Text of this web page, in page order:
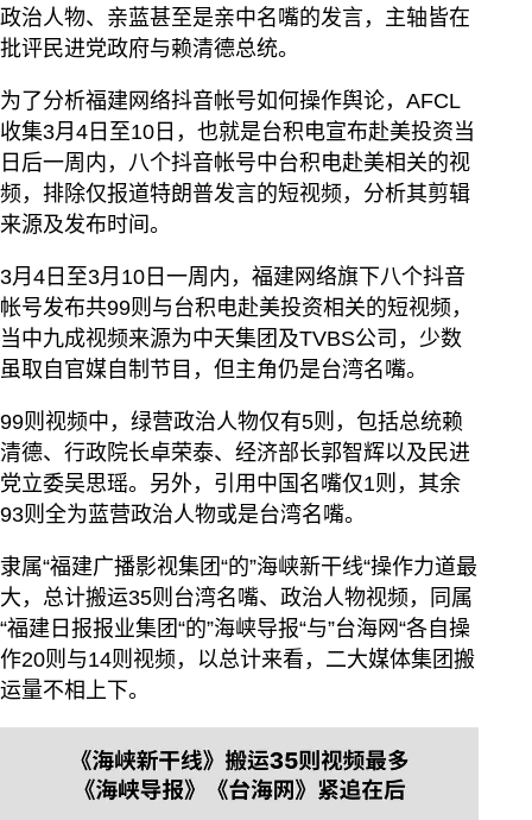
政治人物、亲蓝甚至是亲中名嘴的发言，主轴皆在
批评民进党政府与赖清德总统。
为了分析福建网络抖音帐号如何操作舆论，AFCL
收集3月4日至10日，也就是台积电宣布赴美投资当
日后一周内，八个抖音帐号中台积电赴美相关的视
频，排除仅报道特朗普发言的短视频，分析其剪辑
来源及发布时间。
3月4日至3月10日一周内，福建网络旗下八个抖音
帐号发布共99则与台积电赴美投资相关的短视频，
当中九成视频来源为中天集团及TVBS公司，少数
虽取自官媒自制节目，但主角仍是台湾名嘴。
99则视频中，绿营政治人物仅有5则，包括总统赖
清德、行政院长卓荣泰、经济部长郭智辉以及民进
党立委吴思瑶。另外，引用中国名嘴仅1则，其余
93则全为蓝营政治人物或是台湾名嘴。
隶属“福建广播影视集团“的”海峡新干线“操作力道最
大，总计搬运35则台湾名嘴、政治人物视频，同属
“福建日报报业集团“的”海峡导报“与”台海网“各自操
作20则与14则视频，以总计来看，二大媒体集团搬
运量不相上下。